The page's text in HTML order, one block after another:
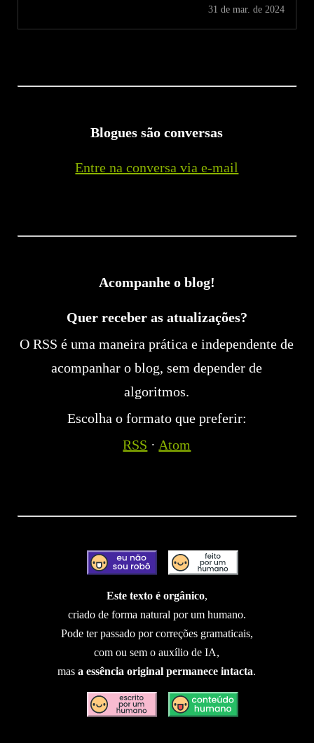
31 de mar. de 2024
Blogues são conversas
Entre na conversa via e-mail
Acompanhe o blog!
Quer receber as atualizações?
O RSS é uma maneira prática e independente de
acompanhar o blog, sem depender de
algoritmos.
Escolha o formato que preferir:
RSS · Atom
Este texto é orgânico,
criado de forma natural por um humano.
Pode ter passado por correções gramaticais,
com ou sem o auxílio de IA,
masa essência original permanece intacta.